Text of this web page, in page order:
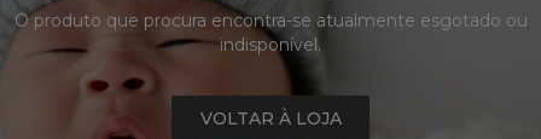
O produto que procura encontra-se atualmente esgotado ou
indisponível.
VOLTAR À LOJA